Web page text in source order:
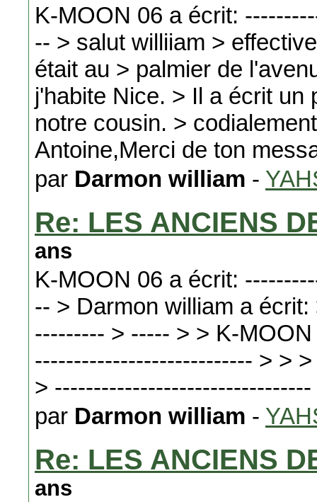
K-MOON 06 a écrit:
-- > salut williiam >
était au > palmier de
j'habite Nice. > Il a écrit un
notre cousin. >
Antoine,Merci de ton
par Darmon william -
Re: LES ANCIENS
ans
K-MOON 06 a écrit:
-- > Darmon william a
--------- > ----- > > K-
---------------------------- > >
> ---------------------------------
par Darmon william -
Re: LES ANCIENS
ans